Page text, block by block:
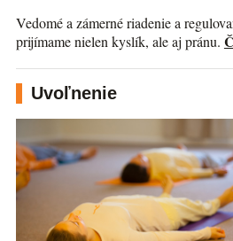
Vedomé a zámerné riadenie a
prijímame nielen kyslík, ale aj pránu.
Uvoľnenie